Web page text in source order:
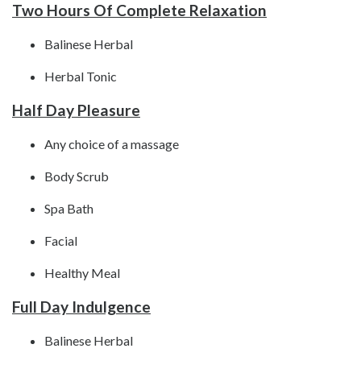
Two Hours Of Complete Relaxation
Balinese Herbal
Herbal Tonic
Half Day Pleasure
Any choice of a massage
Body Scrub
Spa Bath
Facial
Healthy Meal
Full Day Indulgence
Balinese Herbal